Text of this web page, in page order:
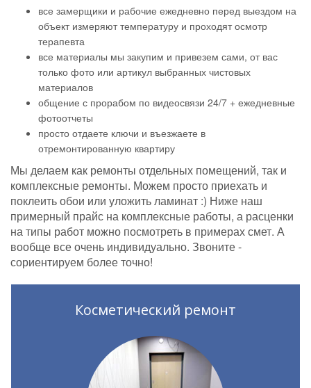
все замерщики и рабочие ежедневно перед выездом на
объект измеряют температуру и проходят осмотр
терапевта
все материалы мы закупим и привезем сами, от вас
только фото или артикул выбранных чистовых
материалов
общение с прорабом по видеосвязи 24/7 + ежедневные
фотоотчеты
просто отдаете ключи и въезжаете в
отремонтированную квартиру
Мы делаем как ремонты отдельных помещений, так и
комплексные ремонты. Можем просто приехать и
поклеить обои или уложить ламинат :) Ниже наш
примерный прайс на комплексные работы, а расценки
на типы работ можно посмотреть в примерах смет. А
вообще все очень индивидуально. Звоните -
сориентируем более точно!
Косметический ремонт